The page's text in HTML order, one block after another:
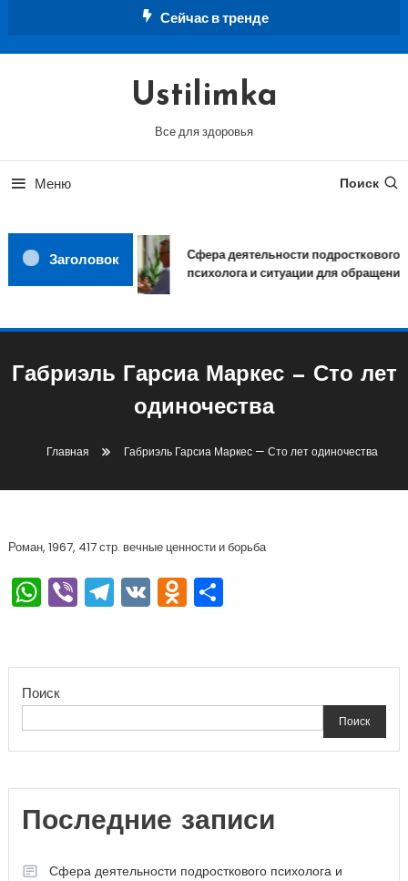
Сейчас в тренде
Ustilimka
Все для здоровья
Меню Поиск
Заголовок
Сфера деятельности подросткового
психолога и ситуации для обращения
Габриэль Гарсиа Маркес — Сто лет
одиночества
Главная Габриэль Гарсиа Маркес — Сто лет одиночества
Роман, 1967, 417 стр. вечные ценности и борьба
WhatsApp
ViberTelegram
VKOdnoklassniki
Отправить
Поиск
Поиск
Последние записи
Сфера деятельности подросткового психолога и